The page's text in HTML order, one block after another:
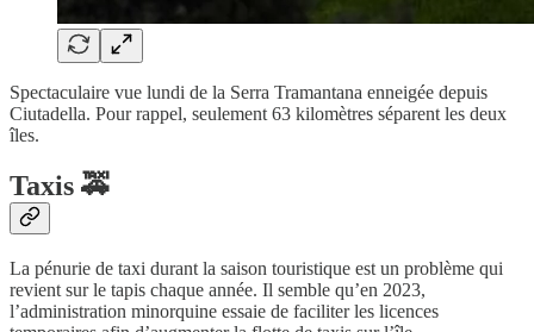
Spectaculaire vue lundi de la Serra Tramantana enneigée depuis
Ciutadella. Pour rappel, seulement 63 kilomètres séparent les deux
îles.
Taxis 🚕
La pénurie de taxi durant la saison touristique est un problème qui
revient sur le tapis chaque année. Il semble qu’en 2023,
l’administration minorquine essaie de faciliter les licences